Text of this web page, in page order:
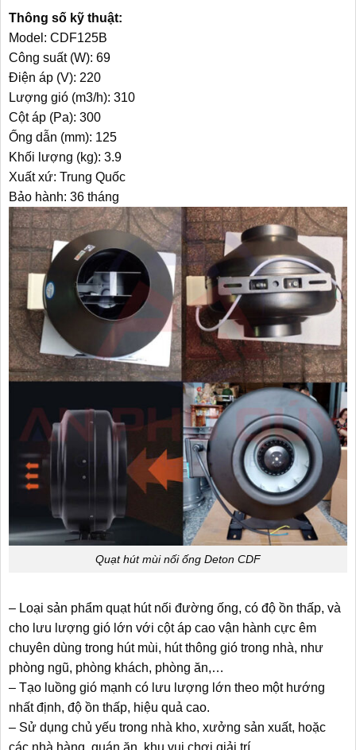
Thông số kỹ thuật:
Model: CDF125B
Công suất (W): 69
Điện áp (V): 220
Lượng gió (m3/h): 310
Cột áp (Pa): 300
Ống dẫn (mm): 125
Khối lượng (kg): 3.9
Xuất xứ: Trung Quốc
Bảo hành: 36 tháng
Quạt hút mùi nối ống Deton CDF
– Loại sản phẩm quạt hút nối đường ống, có độ ồn thấp, và
cho lưu lượng gió lớn với cột áp cao vận hành cực êm
chuyên dùng trong hút mùi, hút thông gió trong nhà, như
phòng ngũ, phòng khách, phòng ăn,…
– Tạo luồng gió mạnh có lưu lượng lớn theo một hướng
nhất định, độ ồn thấp, hiệu quả cao.
– Sử dụng chủ yếu trong nhà kho, xưởng sản xuất, hoặc